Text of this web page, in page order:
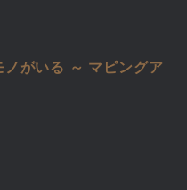
がいる ～ マピングア